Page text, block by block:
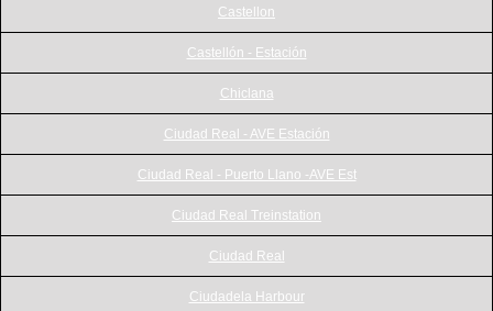
Castellon
Castellón - Estación
Chiclana
Ciudad Real - AVE Estación
Ciudad Real - Puerto Llano -AVE Est
Ciudad Real Treinstation
Ciudad Real
Ciudadela Harbour